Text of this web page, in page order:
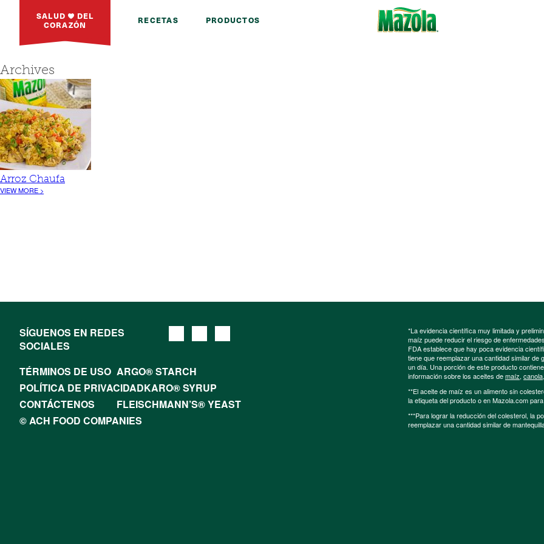
SALUD DEL
CORAZÓN RECETAS PRODUCTOS
Archives
Arroz Chaufa
VIEW MORE >
SÍGUENOS EN REDES
SOCIALES
TÉRMINOS DE USO ARGO® STARCH
POLÍTICA DE PRIVACIDADKARO® SYRUP
CONTÁCTENOS
FLEISCHMANN’S® YEAST
© ACH FOOD COMPANIES
*La evidencia científica muy limitada y
maíz puede reducir el riesgo de
FDA establece que hay poca evidencia
tiene que reemplazar una cantidad similar
un día. Una porción de este producto
información sobre los aceites demaíz, canola,
**El aceite de maíz es un alimento sin
la etiqueta del producto o en Mazola.com
***Para lograr la reducción del colesterol, la
reemplazar una cantidad similar de